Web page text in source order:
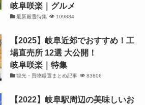
岐阜咲楽｜グルメ
最新厳選特集 109884
【2025】岐阜近郊でおすすめ！工
場直売所 12選 大公開！
岐阜咲楽｜特集
観光・買物厳選まとめ記事 83806
【2022】岐阜駅周辺の美味しいお